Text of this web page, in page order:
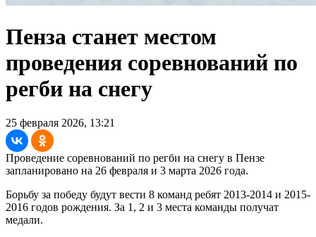
Пенза станет местом
проведения соревнований по
регби на снегу
25 февраля 2026, 13:21
Проведение соревнований по регби на снегу в Пензе
запланировано на 26 февраля и 3 марта 2026 года.
Борьбу за победу будут вести 8 команд ребят 2013-2014 и 2015-
2016 годов рождения. За 1, 2 и 3 места команды получат
медали.